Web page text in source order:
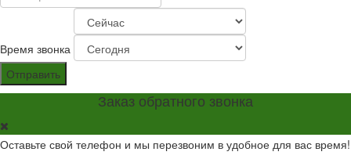
Время звонка
Отправить
Заказ обратного звонка
Оставьте свой телефон и мы перезвоним в удобное для вас время!